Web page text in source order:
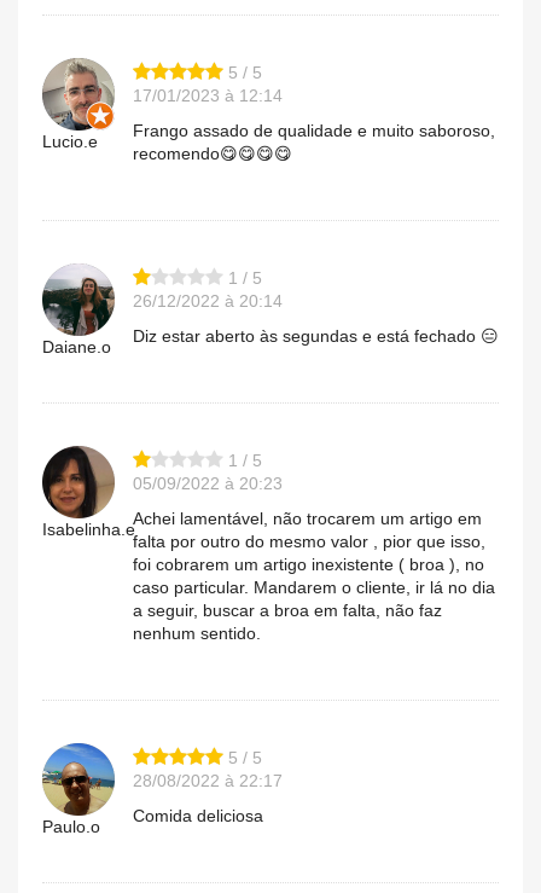
Lucio.e
5 / 5
17/01/2023 à 12:14
Frango assado de qualidade e muito saboroso,
recomendo😋😋😋😋
Daiane.o
1 / 5
26/12/2022 à 20:14
Diz estar aberto às segundas e está fechado 😑
Isabelinha.e
1 / 5
05/09/2022 à 20:23
Achei lamentável, não trocarem um artigo em
falta por outro do mesmo valor , pior que isso,
foi cobrarem um artigo inexistente ( broa ), no
caso particular. Mandarem o cliente, ir lá no dia
a seguir, buscar a broa em falta, não faz
nenhum sentido.
Paulo.o
5 / 5
28/08/2022 à 22:17
Comida deliciosa